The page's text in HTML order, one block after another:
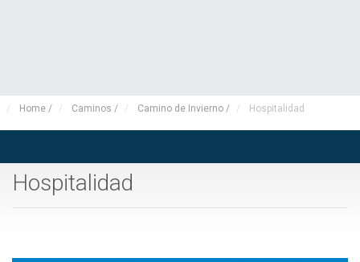
Home / Caminos / Camino de Invierno / Hospitalidad
Hospitalidad